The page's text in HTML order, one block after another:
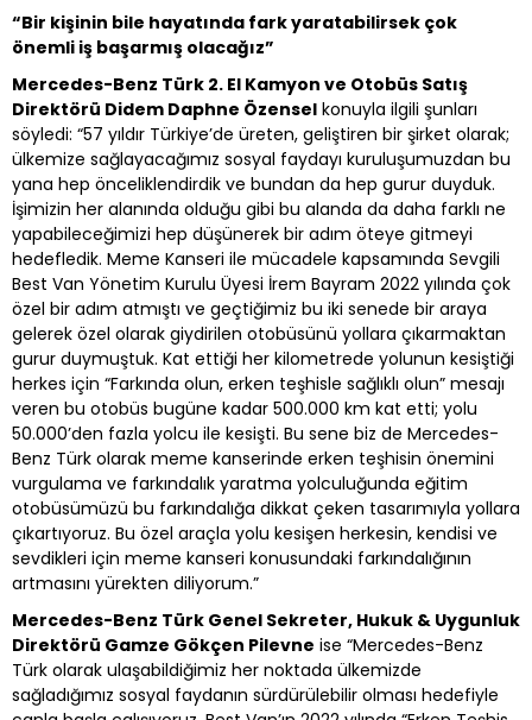
“Bir kişinin bile hayatında fark yaratabilirsek çok
önemli iş başarmış olacağız”
Mercedes-Benz Türk 2. El Kamyon ve Otobüs Satış
Direktörü Didem Daphne Özensel konuyla ilgili şunları
söyledi: “57 yıldır Türkiye’de üreten, geliştiren bir şirket olarak;
ülkemize sağlayacağımız sosyal faydayı kuruluşumuzdan bu
yana hep önceliklendirdik ve bundan da hep gurur duyduk.
İşimizin her alanında olduğu gibi bu alanda da daha farklı ne
yapabileceğimizi hep düşünerek bir adım öteye gitmeyi
hedefledik. Meme Kanseri ile mücadele kapsamında Sevgili
Best Van Yönetim Kurulu Üyesi İrem Bayram 2022 yılında çok
özel bir adım atmıştı ve geçtiğimiz bu iki senede bir araya
gelerek özel olarak giydirilen otobüsünü yollara çıkarmaktan
gurur duymuştuk. Kat ettiği her kilometrede yolunun kesiştiği
herkes için “Farkında olun, erken teşhisle sağlıklı olun” mesajı
veren bu otobüs bugüne kadar 500.000 km kat etti; yolu
50.000’den fazla yolcu ile kesişti. Bu sene biz de Mercedes-
Benz Türk olarak meme kanserinde erken teşhisin önemini
vurgulama ve farkındalık yaratma yolculuğunda eğitim
otobüsümüzü bu farkındalığa dikkat çeken tasarımıyla yollara
çıkartıyoruz. Bu özel araçla yolu kesişen herkesin, kendisi ve
sevdikleri için meme kanseri konusundaki farkındalığının
artmasını yürekten diliyorum.”
Mercedes-Benz Türk Genel Sekreter, Hukuk & Uygunluk
Direktörü Gamze Gökçen Pilevne ise “Mercedes-Benz
Türk olarak ulaşabildiğimiz her noktada ülkemizde
sağladığımız sosyal faydanın sürdürülebilir olması hedefiyle